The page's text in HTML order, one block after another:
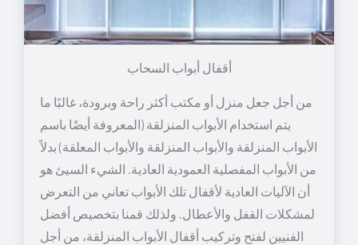
أقفال أبواب السحاب
من أجل جعل منزل أو مكتب أكثر راحة وبرودة، غالبًا ما
يتم استخدام الأبواب المنزلقة (المعروفة أيضًا باسم
الأبواب المنزلقة والأبواب المنزلقة والأبواب المعلقة) بدلاً
من الأبواب المفصلية العمودية العادية. الشيء السيئ هو
أن الآليات العادية لأقفال تلك الأبواب تعاني من التعرض
لمشكلات القفل والأعطال. ولذلك قمنا بتخصيص أفضل
الفنيين لفتح وتركيب أقفال الأبواب المنزلقة، من أجل